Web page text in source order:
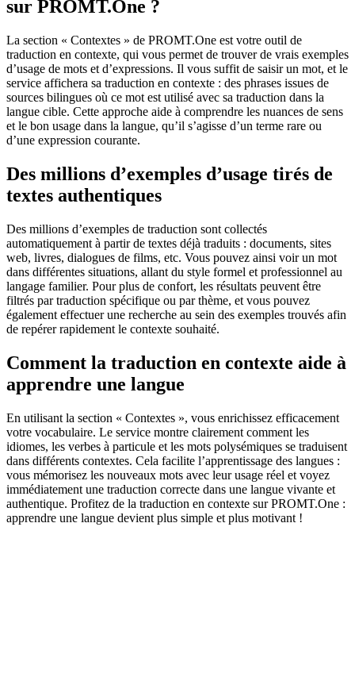
sur PROMT.One ?
La section « Contextes » de PROMT.One est votre outil de
traduction en contexte, qui vous permet de trouver de vrais exemples
d’usage de mots et d’expressions. Il vous suffit de saisir un mot, et le
service affichera sa traduction en contexte : des phrases issues de
sources bilingues où ce mot est utilisé avec sa traduction dans la
langue cible. Cette approche aide à comprendre les nuances de sens
et le bon usage dans la langue, qu’il s’agisse d’un terme rare ou
d’une expression courante.
Des millions d’exemples d’usage tirés de
textes authentiques
Des millions d’exemples de traduction sont collectés
automatiquement à partir de textes déjà traduits : documents, sites
web, livres, dialogues de films, etc. Vous pouvez ainsi voir un mot
dans différentes situations, allant du style formel et professionnel au
langage familier. Pour plus de confort, les résultats peuvent être
filtrés par traduction spécifique ou par thème, et vous pouvez
également effectuer une recherche au sein des exemples trouvés afin
de repérer rapidement le contexte souhaité.
Comment la traduction en contexte aide à
apprendre une langue
En utilisant la section « Contextes », vous enrichissez efficacement
votre vocabulaire. Le service montre clairement comment les
idiomes, les verbes à particule et les mots polysémiques se traduisent
dans différents contextes. Cela facilite l’apprentissage des langues :
vous mémorisez les nouveaux mots avec leur usage réel et voyez
immédiatement une traduction correcte dans une langue vivante et
authentique. Profitez de la traduction en contexte sur PROMT.One :
apprendre une langue devient plus simple et plus motivant !